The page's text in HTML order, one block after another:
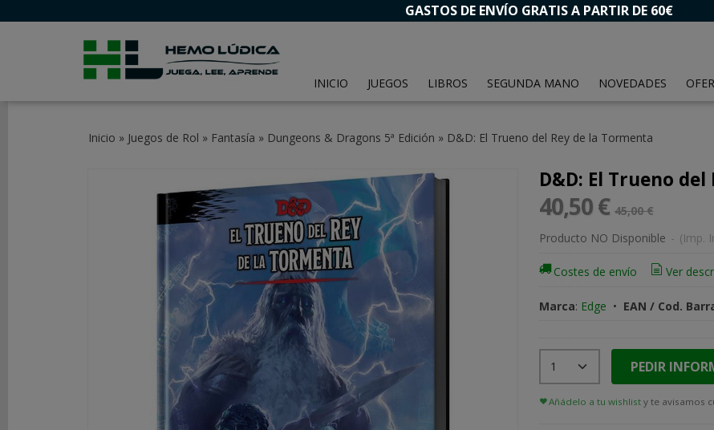
GASTOS DE ENVÍO GRATIS A PARTIR DE 60€
INICIO JUEGOS LIBROS SEGUNDA MANO NOVEDADES
Inicio » Juegos de Rol » Fantasía » Dungeons & Dragons 5ª Edición » D&D: El Trueno del Rey de la Tormenta
D&D: El Trueno
40,50 € 45,00 €
Producto NO Disponible - (Imp.
Costes de envío Ver
Marca: Edge • EAN / Cod.
PEDIR
Añádelo a tu wishlisty te avisamos